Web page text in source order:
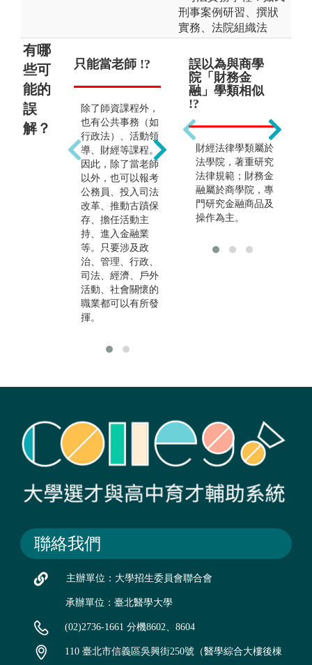
刑事案例研習、撰狀
實務、法院組織法
有哪
些可
能的
誤
解？
只能當老師 !?
除了師資課程外，
也有公共事務（如
行政法）、活動領
導、財經等課程。
因此，除了當老師
以外，也可以報考
公務員、投入司法
改革、推動古蹟保
存、擔任活動主
持、進入金融業
等。只要涉及政
治、管理、行政、
司法、經濟、戶外
活動、社會關懷的
職業都可以有所發
揮。
無 !?
無
誤以為與商學
院「財務金
融」學類相似
!?
財經法律學類屬於
法學院，著重研究
法律規範；財務金
融屬於商學院，專
門研究金融商品及
操作為主。
聯絡我們
主辦單位：大學招生委員會聯合會
承辦單位：臺北醫學大學
(02)2736-1661 分機8602、8604
110 臺北市信義區吳興街250號（醫學綜合大樓後棟